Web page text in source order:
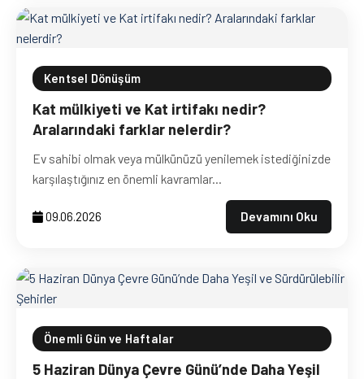
Kentsel Dönüşüm
Kat mülkiyeti ve Kat irtifakı nedir?
Aralarındaki farklar nelerdir?
Ev sahibi olmak veya mülkünüzü yenilemek istediğinizde
karşılaştığınız en önemli kavramlar...
09.06.2026 Devamını Oku
Önemli Gün ve Haftalar
5 Haziran Dünya Çevre Günü’nde Daha Yeşil